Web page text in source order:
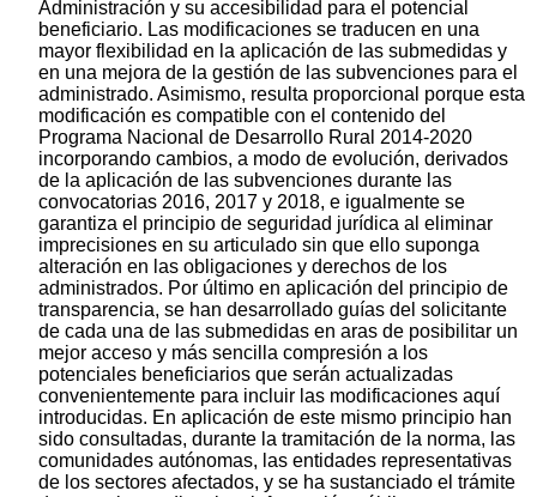
Administración y su accesibilidad para el potencial
beneficiario. Las modificaciones se traducen en una
mayor flexibilidad en la aplicación de las submedidas y
en una mejora de la gestión de las subvenciones para el
administrado. Asimismo, resulta proporcional porque esta
modificación es compatible con el contenido del
Programa Nacional de Desarrollo Rural 2014-2020
incorporando cambios, a modo de evolución, derivados
de la aplicación de las subvenciones durante las
convocatorias 2016, 2017 y 2018, e igualmente se
garantiza el principio de seguridad jurídica al eliminar
imprecisiones en su articulado sin que ello suponga
alteración en las obligaciones y derechos de los
administrados. Por último en aplicación del principio de
transparencia, se han desarrollado guías del solicitante
de cada una de las submedidas en aras de posibilitar un
mejor acceso y más sencilla compresión a los
potenciales beneficiarios que serán actualizadas
convenientemente para incluir las modificaciones aquí
introducidas. En aplicación de este mismo principio han
sido consultadas, durante la tramitación de la norma, las
comunidades autónomas, las entidades representativas
de los sectores afectados, y se ha sustanciado el trámite